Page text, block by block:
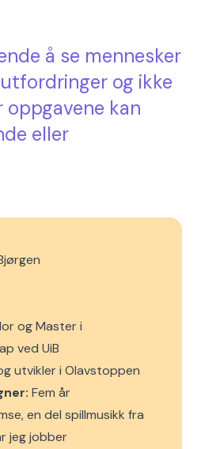
å se mennesker
og ikke
oppgavene kan
eller
og Master i
ved UiB
utvikler i Olavstoppen
Fem år
en del spillmusikk fra
jeg jobber